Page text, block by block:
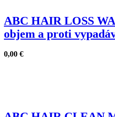
ABC HAIR LOSS
objem a proti
0,00 €